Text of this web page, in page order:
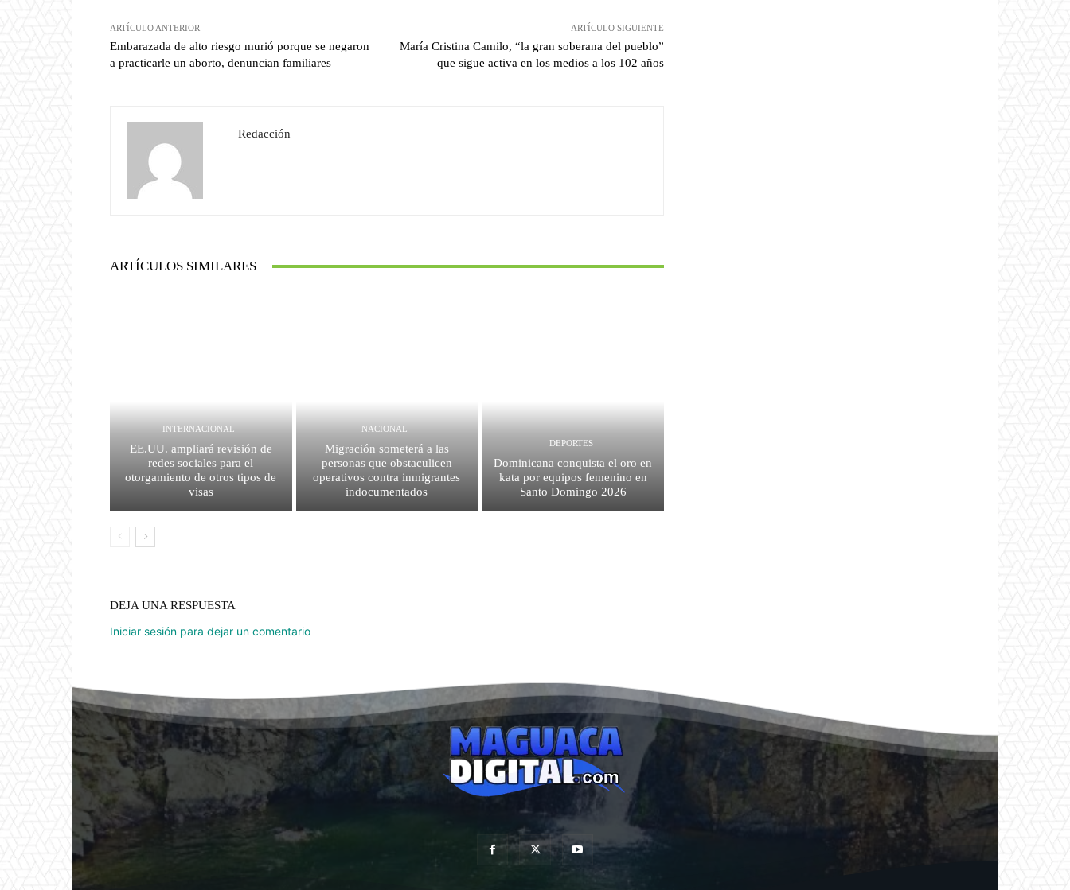
ARTÍCULO ANTERIOR
Embarazada de alto riesgo murió porque se negaron
a practicarle un aborto, denuncian familiares
ARTÍCULO SIGUIENTE
María Cristina Camilo, “la gran soberana del pueblo”
que sigue activa en los medios a los 102 años
Redacción
ARTÍCULOS SIMILARES
INTERNACIONAL
EE.UU. ampliará revisión de
redes sociales para el
otorgamiento de otros tipos de
visas
NACIONAL
Migración someterá a las
personas que obstaculicen
operativos contra inmigrantes
indocumentados
DEPORTES
Dominicana conquista el oro en
kata por equipos femenino en
Santo Domingo 2026
DEJA UNA RESPUESTA
Iniciar sesión para dejar un comentario